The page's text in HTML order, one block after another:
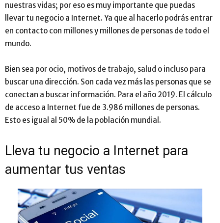
nuestras vidas; por eso es muy importante que puedas
llevar tu negocio a Internet. Ya que al hacerlo podrás entrar
en contacto con millones y millones de personas de todo el
mundo.
Bien sea por ocio, motivos de trabajo, salud o incluso para
buscar una dirección. Son cada vez más las personas que se
conectan a buscar información. Para el año 2019. El cálculo
de acceso a Internet fue de 3.986 millones de personas.
Esto es igual al 50% de la población mundial.
Lleva tu negocio a Internet para
aumentar tus ventas